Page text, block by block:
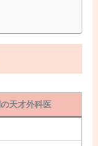
天才外科医